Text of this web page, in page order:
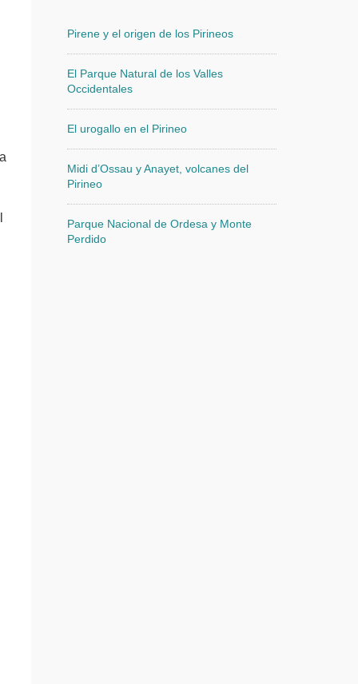
Pirene y el origen de los Pirineos
El Parque Natural de los Valles
Occidentales
El urogallo en el Pirineo
Midi d’Ossau y Anayet, volcanes del
Pirineo
Parque Nacional de Ordesa y Monte
Perdido